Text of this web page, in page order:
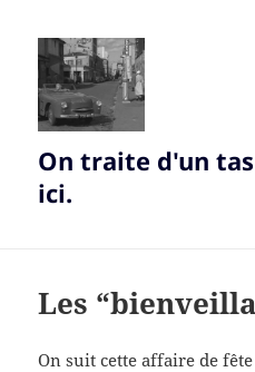
On traite d'un
ici.
Les
On suit cette affaire de